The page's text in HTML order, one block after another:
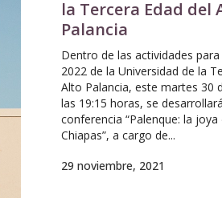
la Tercera Edad del
Palancia
Dentro de las actividades
2022 de la Universidad de la
Alto Palancia, este martes 30
las 19:15 horas, se
conferencia “Palenque: la
Chiapas”, a cargo de...
29 noviembre, 2021